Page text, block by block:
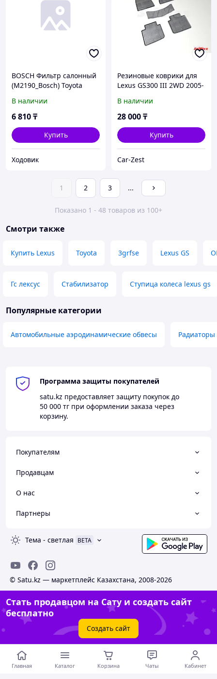
BOSCH Фильтр салонный
(M2190_Bosch) Toyota
150/180, Land Cruiser
150/200, RAV4, Lexus
RX350, RX270 1987432190
В наличии
6 810₸
Купить
Ходовик
Резиновые коврики для
Lexus GS300 III 2WD 2005-
В наличии
28 000₸
Купить
Car-Zest
1 2 3 ...
Показано 1 - 48 товаров из 100+
Смотри также
Купить Lexus Toyota 3grfse Lexus GS
Гс лексус Стабилизатор Ступица колеса lexus gs
Популярные категории
Автомобильные аэродинамические обвесы
Программа защиты покупателей
satu.kz предоставляет защиту покупок до
50 000 тг при оформлении заказа через
корзину.
Покупателям
Продавцам
О нас
Партнеры
Тема - светлая BETA
© Satu.kz — маркетплейс Казахстана, 2008-2026
Стать продавцом на Сату и создать сайт
бесплатно
Создать сайт
Главная Каталог Корзина Чаты Кабинет